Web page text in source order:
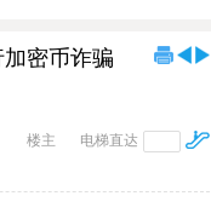
密币诈骗
电梯直达
楼主